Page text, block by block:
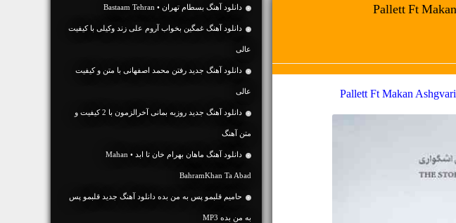
Pallett Ft Makan Ashgvari
دانلود آهنگ بسطام تهران • Bastaam Tehran
دانلود آهنگ غمگین بخواب آروم علی زند وکیلی با کیفیت
عالی
دانلود آهنگ جديد رفتن محمد اصفهانی با متن و کیفیت
عالی
دانلود آهنگ جديد روزبه بمانی آخرالزمون با 2 کیفیت و
متن آهنگ
دانلود آهنگ ماهان بهرام خان تا ابد • Mahan
BahramKhan Ta Abad
حامیم قلبمو پس به من بده دانلود آهنگ جدید قلبمو پس
به من بده MP3